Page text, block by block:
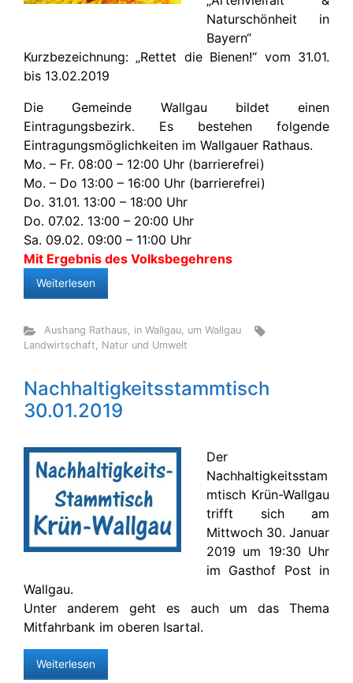
Naturschönheit in
Bayern“
Kurzbezeichnung: „Rettet die Bienen!“ vom 31.01.
bis 13.02.2019
Die Gemeinde Wallgau bildet einen
Eintragungsbezirk. Es bestehen folgende
Eintragungsmöglichkeiten im Wallgauer Rathaus.
Mo. – Fr. 08:00 – 12:00 Uhr (barrierefrei)
Mo. – Do 13:00 – 16:00 Uhr (barrierefrei)
Do. 31.01. 13:00 – 18:00 Uhr
Do. 07.02. 13:00 – 20:00 Uhr
Sa. 09.02. 09:00 – 11:00 Uhr
Mit Ergebnis des Volksbegehrens
Weiterlesen
Aushang Rathaus, in Wallgau, um Wallgau
Landwirtschaft, Natur und Umwelt
Nachhaltigkeitsstammtisch
30.01.2019
Der
Nachhaltigkeitsstam
mtisch Krün-Wallgau
trifft sich am
Mittwoch 30. Januar
2019 um 19:30 Uhr
im Gasthof Post in
Wallgau.
Unter anderem geht es auch um das Thema
Mitfahrbank im oberen Isartal.
Weiterlesen